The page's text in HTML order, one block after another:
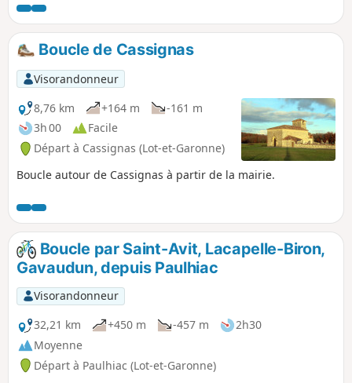
Boucle de Cassignas
Visorandonneur
8,76 km
+164 m
-161 m
3h 00
Facile
Départ à Cassignas (Lot-et-Garonne)
Boucle autour de Cassignas à partir de la mairie.
Boucle par Saint-Avit, Lacapelle-Biron,
Gavaudun, depuis Paulhiac
Visorandonneur
32,21 km
+450 m -457 m
2h30
Moyenne
Départ à Paulhiac (Lot-et-Garonne)